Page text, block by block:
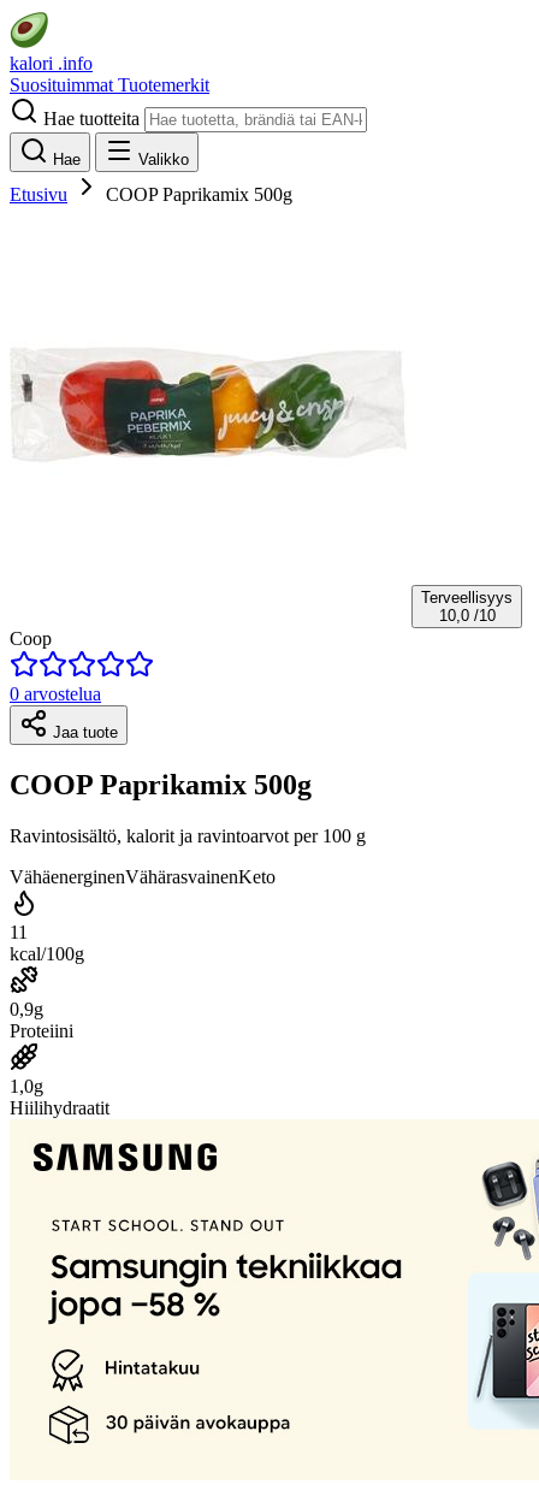
kalori .info
Suosituimmat Tuotemerkit
Hae tuotteita
Hae Valikko
Etusivu COOP Paprikamix 500g
Terveellisyys
10,0 /10
Coop
0 arvostelua
Jaa tuote
COOP Paprikamix 500g
Ravintosisältö, kalorit ja ravintoarvot per 100 g
VähäenerginenVähärasvainenKeto
11
kcal/100g
0,9g
Proteiini
1,0g
Hiilihydraatit